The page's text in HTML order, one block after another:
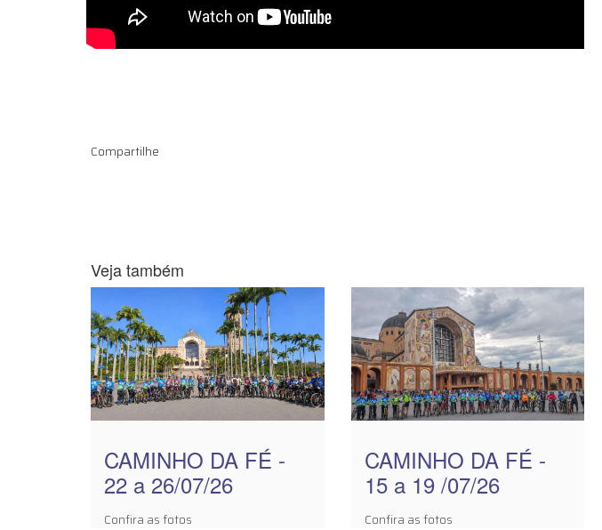
Compartilhe
Veja também
CAMINHO DA FÉ -
22 a 26/07/26
Confira as fotos
CAMINHO DA FÉ -
15 a 19 /07/26
Confira as fotos